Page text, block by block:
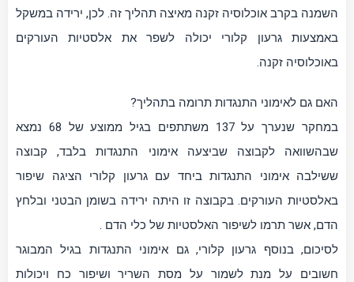
השמנה בקרב אוכלוסיה זקנה מאיצה תהליך זה. לכן, ירידה במשקל
באמצעות גרעון קלורי יכולה לשפר את אלסטיות העורקים
באוכלוסיה זקנה.
האם גם לאימוני התנגדות תרומה בתהליך?
במחקר שנערך על 137 משתתפים בגיל ממוצע של 68 נמצא
שבהשוואה לקבוצה שביצעה אימוני התנגדות בלבד, קבוצה
ששילבה אימוני התנגדות ביחד עם גרעון קלורי הציגה שיפור
באלסטיות העורקים. בקבוצה זו היתה ירידה בשומן הבטני ובלחץ
הדם, אשר תרמו לשיפור האלסטיות של כלי הדם .
לסיכום, בנוסף גרעון קלורי, גם אימוני התנגדות בגיל המבוגר
חשובים על מנת לשמור על מסת השריר ושיפור כח ויכולות